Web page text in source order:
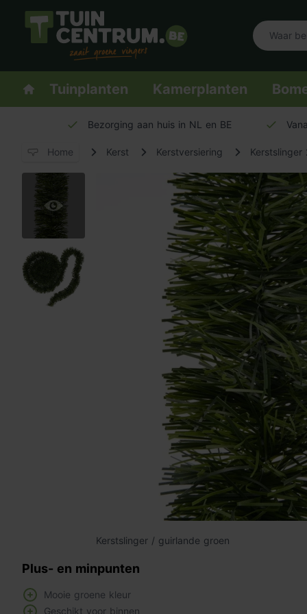
Logo Tuincentrum.be
Homepage
Tuinplanten Kamerplanten
Bezorging aan huis in NL en BE
Home Kerst Kerstversiering Kerstslinger
Kerstslinger / guirlande groen
Plus- en minpunten
Mooie groene kleur
Geschikt voor binnen